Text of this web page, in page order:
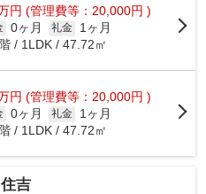
円 (管理費等：20,000円 )
0ヶ月 礼金
1ヶ月
/ 1LDK / 47.72㎡
円 (管理費等：20,000円 )
0ヶ月 礼金
1ヶ月
/ 1LDK / 47.72㎡
吉